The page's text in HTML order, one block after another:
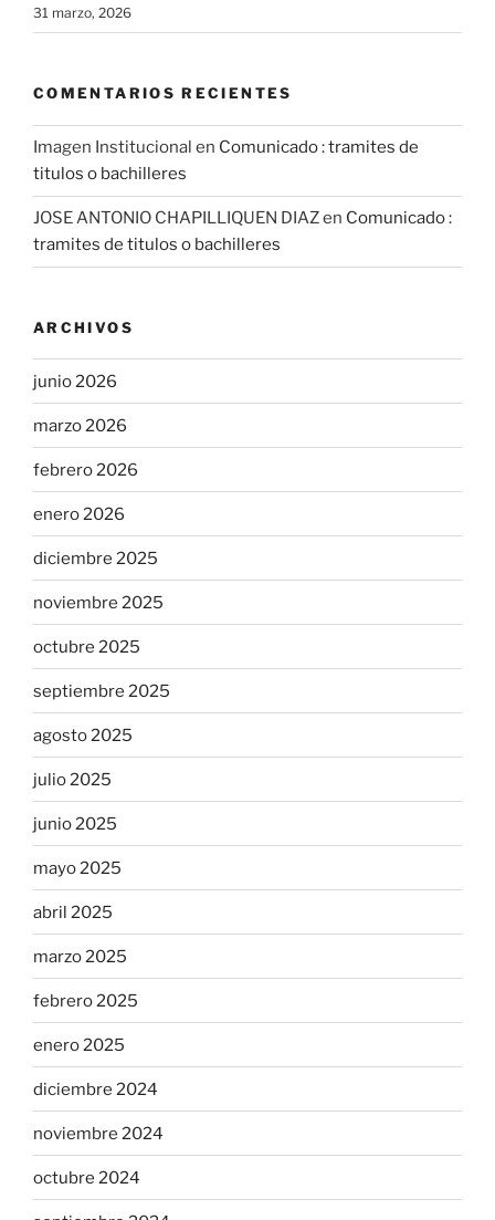
31 marzo, 2026
COMENTARIOS RECIENTES
Imagen Institucional en Comunicado : tramites de
titulos o bachilleres
JOSE ANTONIO CHAPILLIQUEN DIAZen Comunicado :
tramites de titulos o bachilleres
ARCHIVOS
junio 2026
marzo 2026
febrero 2026
enero 2026
diciembre 2025
noviembre 2025
octubre 2025
septiembre 2025
agosto 2025
julio 2025
junio 2025
mayo 2025
abril 2025
marzo 2025
febrero 2025
enero 2025
diciembre 2024
noviembre 2024
octubre 2024